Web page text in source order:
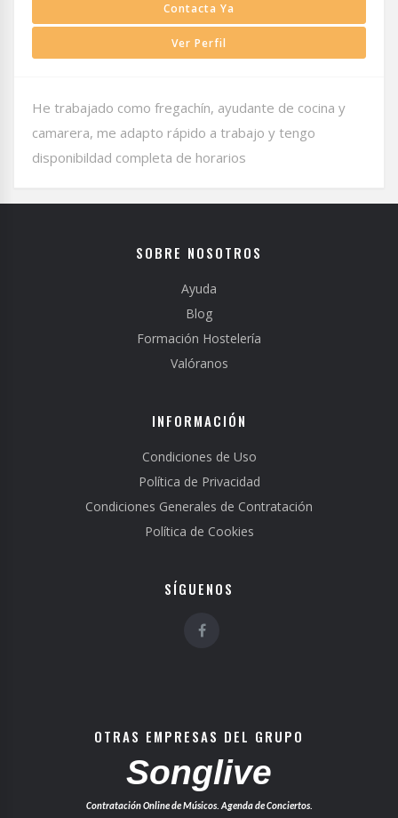
Contacta Ya
Ver Perfil
He trabajado como fregachín, ayudante de cocina y
camarera, me adapto rápido a trabajo y tengo
disponibildad completa de horarios
SOBRE NOSOTROS
Ayuda
Blog
Formación Hostelería
Valóranos
INFORMACIÓN
Condiciones de Uso
Política de Privacidad
Condiciones Generales de Contratación
Política de Cookies
SÍGUENOS
OTRAS EMPRESAS DEL GRUPO
Songlive
Contratación Online de Músicos. Agenda de Conciertos.